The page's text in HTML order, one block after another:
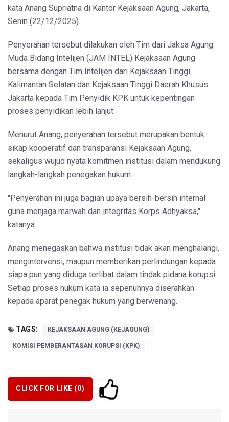
kata Anang Supriatna di Kantor Kejaksaan Agung, Jakarta,
Senin (22/12/2025).
Penyerahan tersebut dilakukan oleh Tim dari Jaksa Agung
Muda Bidang Intelijen (JAM INTEL) Kejaksaan Agung
bersama dengan Tim Intelijen dari Kejaksaan Tinggi
Kalimantan Selatan dan Kejaksaan Tinggi Daerah Khusus
Jakarta kepada Tim Penyidik KPK untuk kepentingan
proses penyidikan lebih lanjut.
Menurut Anang, penyerahan tersebut merupakan bentuk
sikap kooperatif dan transparansi Kejaksaan Agung,
sekaligus wujud nyata komitmen institusi dalam mendukung
langkah-langkah penegakan hukum.
"Penyerahan ini juga bagian upaya bersih-bersih internal
guna menjaga marwah dan integritas Korps Adhyaksa,"
katanya.
Anang menegaskan bahwa institusi tidak akan menghalangi,
mengintervensi, maupun memberikan perlindungan kepada
siapa pun yang diduga terlibat dalam tindak pidana korupsi.
Setiap proses hukum kata ia sepenuhnya diserahkan
kepada aparat penegak hukum yang berwenang.
TAGS: KEJAKSAAN AGUNG (KEJAGUNG)
KOMISI PEMBERANTASAN KORUPSI (KPK)
CLICK FOR LIKE (0)